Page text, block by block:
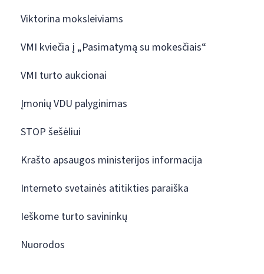
Viktorina moksleiviams
VMI kviečia į „Pasimatymą su mokesčiais“
VMI turto aukcionai
Įmonių VDU palyginimas
STOP šešėliui
Krašto apsaugos ministerijos informacija
Interneto svetainės atitikties paraiška
Ieškome turto savininkų
Nuorodos